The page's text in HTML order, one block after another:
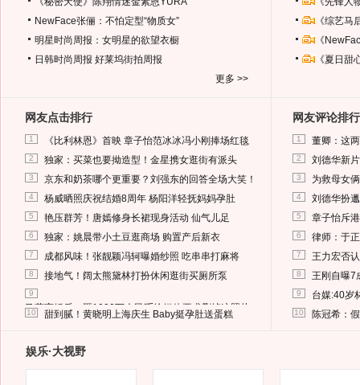
NewFace张俪：不怕定型“物质女”
明星时尚周报：女明星的欲望衣橱
日韩时尚周报 好莱坞街拍周报
更多 >>
《综艺
《
《夏日
网友点击排行
1 《比利林恩》首映 章子怡范冰冰冯小刚捧场红毯
2 独家：买菜也要拗造型！金星携女逛街有派头
3 京东和奶茶哪个更重要？刘强东的回答全场大笑！
4 杨威晒照庆祝结婚8周年 杨阳洋轻抚妈妈孕肚
5 艳压群芳！唐嫣修身长裙现身活动 仙气儿足
6 独家：姚晨带小土豆逛商场 购置产后新衣
7 成都风味！张靓颖冯轲曝婚纱照 吃串串打麻将
8 接地气！阔太熊黛林打扮休闲逛街买厕所泵
9
马蓉离婚后，砸1000万人民币给媒体要求删掉这照片
10 甜到腻！黄晓明上海庆生 Baby挺孕肚送蛋糕
网友评论排行
1 董卿：这
2 刘德华新
3 为救母女
4 刘德华扮
5 章子怡斥
6 律师：于
7 王力宏否
8 王刚自曝7
9 台媒:40岁
10 陈冠希：
娱乐·大视野